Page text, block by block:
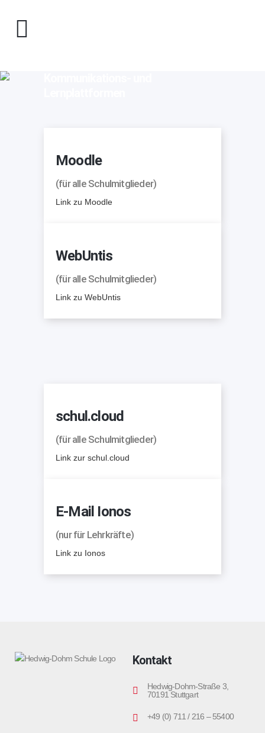
Moodle
(für alle Schulmitglieder)
Link zu Moodle
WebUntis
(für alle Schulmitglieder)
Link zu WebUntis
schul.cloud
(für alle Schulmitglieder)
Link zur schul.cloud
E-Mail Ionos
(nur für Lehrkräfte)
Link zu Ionos
Kontakt
Hedwig-Dohm-Straße 3,
70191 Stuttgart
+49 (0) 711 / 216 – 55400